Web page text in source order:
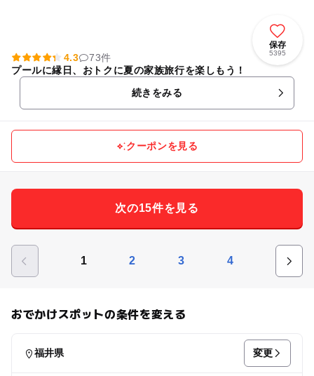
保存
5395
4.3
73件
プールに縁日、おトクに夏の家族旅行を楽しもう！
続きをみる
クーポンを見る
次の15件を見る
1 2 3 4
おでかけスポットの条件を変える
福井県 変更